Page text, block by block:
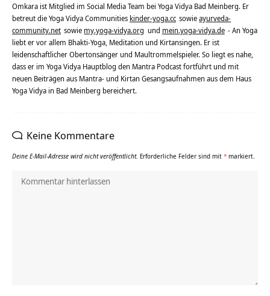
Omkara ist Mitglied im Social Media Team bei Yoga Vidya Bad Meinberg. Er
betreut die Yoga Vidya Communities kinder-yoga.cc sowieayurveda-
community.net sowie my.yoga-vidya.org und mein.yoga-vidya.de - An Yoga
liebt er vor allem Bhakti-Yoga, Meditation und Kirtansingen. Er ist
leidenschaftlicher Obertonsänger und Maultrommelspieler. So liegt es nahe,
dass er im Yoga Vidya Hauptblog den Mantra Podcast fortführt und mit
neuen Beiträgen aus Mantra- und Kirtan Gesangsaufnahmen aus dem Haus
Yoga Vidya in Bad Meinberg bereichert.
Keine Kommentare
Deine E-Mail-Adresse wird nicht veröffentlicht. Erforderliche Felder sind mit * markiert.